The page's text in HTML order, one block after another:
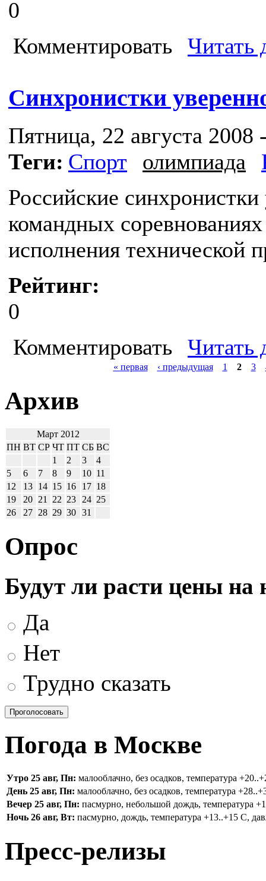
0
Комментировать
Читать
Синхронистки
Пятница, 22 августа 2008
Теги: Спорт олимпиада
Российские
командных
исполнения технической
Рейтинг:
0
Комментировать
Читать
« первая ‹ предыдущая 1 2 3
Архив
Март 2012
ПН ВТ СР ЧТ ПТ СБ ВС
1
2 3
4
5
6 7 8 9 10 11
12
13 14 15 16 17 18
19
20 21 22 23 24 25
26
27 28 29 30 31
Опрос
Будут ли расти цены
Да
Нет
Трудно сказать
Погода в Москве
Утро 25 авг, Пн: малооблачно, без осадков, температура
День 25 авг, Пн: малооблачно, без осадков, температура
Вечер 25 авг, Пн: пасмурно, небольшой дождь, температура
Ночь 26 авг, Вт: пасмурно, дождь, температура +13..+15 С,
Пресс-релизы